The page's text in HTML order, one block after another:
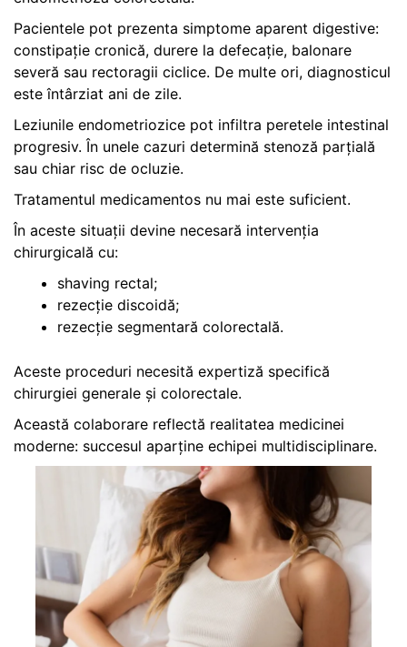
Pacientele pot prezenta simptome aparent digestive:
constipație cronică, durere la defecație, balonare
severă sau rectoragii ciclice. De multe ori, diagnosticul
este întârziat ani de zile.
Leziunile endometriozice pot infiltra peretele intestinal
progresiv. În unele cazuri determină stenoză parțială
sau chiar risc de ocluzie.
Tratamentul medicamentos nu mai este suficient.
În aceste situații devine necesară intervenția
chirurgicală cu:
shaving rectal;
rezecție discoidă;
rezecție segmentară colorectală.
Aceste proceduri necesită expertiză specifică
chirurgiei generale și colorectale.
Această colaborare reflectă realitatea medicinei
moderne: succesul aparține echipei multidisciplinare.